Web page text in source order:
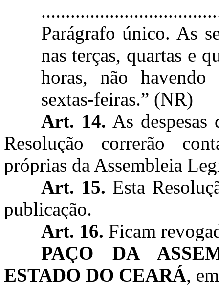
Parágrafo único. As
nas terças, quartas e
horas, não havendo
sextas-feiras.” (NR)
Art. 14. As despesas
Resolução correrão
próprias da Assembleia
Art. 15. Esta
publicação.
Art. 16. Ficam
PAÇO DA
ESTADO DO CEARÁ,